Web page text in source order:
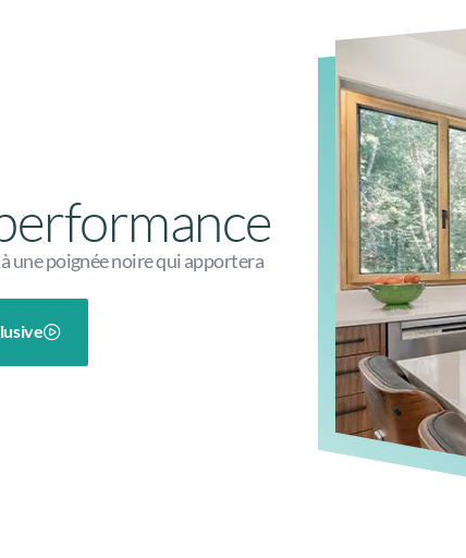
une poignée noire qui apportera